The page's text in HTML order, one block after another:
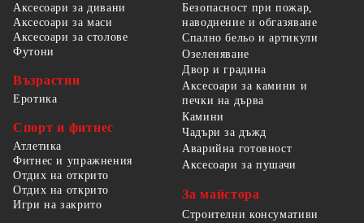
Аксесоари за дивани
Аксесоари за маси
Аксесоари за столове
Футони
Възрастни
Еротика
Спорт и фитнес
Атлетика
Фитнес и упражнения
Отдих на открито
Отдих на открито
Игри на закрито
Безопасност при пожар,
наводнение и обгазяване
Спално бельо и артикули
Озеленяване
Двор и градина
Аксесоари за камини и
печки на дърва
Камини
Чадъри за дъжд
Аварийна готовност
Аксесоари за пушачи
За майстора
Строителни консумативи